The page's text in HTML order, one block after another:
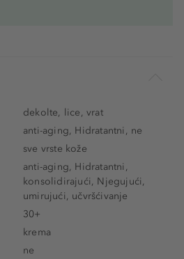
dekolte, lice, vrat
anti-aging, Hidratantni, ne
sve vrste kože
anti-aging, Hidratantni,
konsolidirajući, Njegujući,
umirujući, učvršćivanje
30+
krema
ne